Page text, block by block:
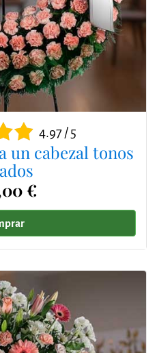
4.97 / 5
un cabezal tonos
€